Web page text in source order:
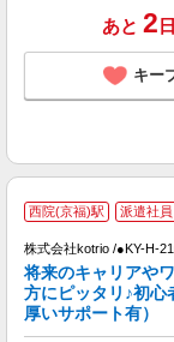
あと 2 日
キー
西院(京福)駅 派遣社員
株式会社kotrio /●KY-H-
将来のキャリアや
方にピッタリ♪初心
厚いサポート有）